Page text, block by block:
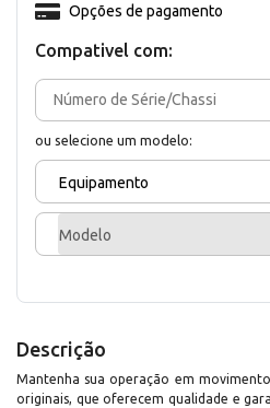
Compativel com:
ou selecione um modelo:
Equipamento
Modelo
Opções de pagamento
Descrição
Mantenha sua operação em
originais, que oferecem qualidade e